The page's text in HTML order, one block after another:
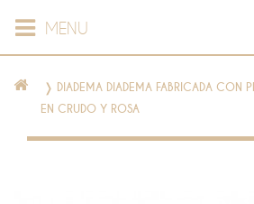
MENU
❭ DIADEMA DIADEMA FABRICADA CON
EN CRUDO Y ROSA